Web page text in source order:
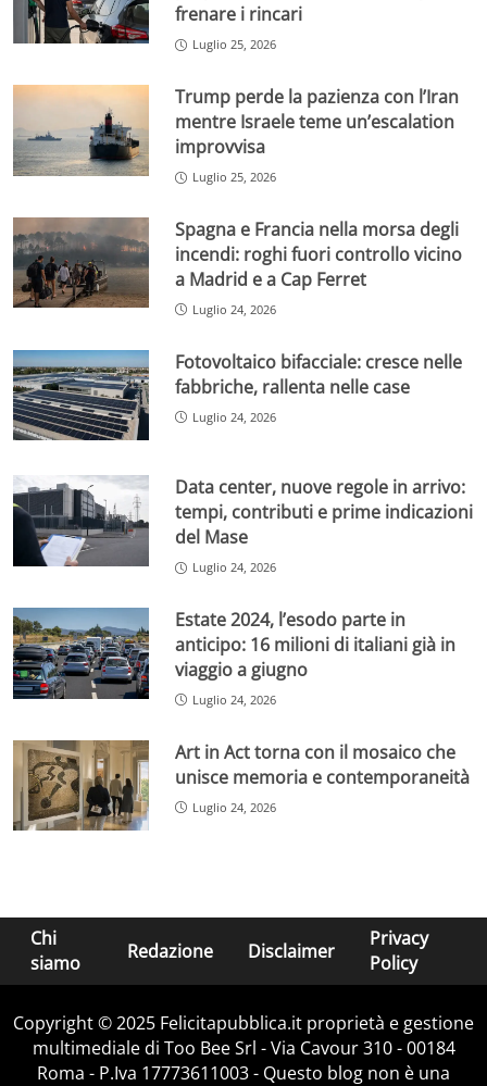
frenare i rincari
Luglio 25, 2026
Trump perde la pazienza con l’Iran
mentre Israele teme un’escalation
improvvisa
Luglio 25, 2026
Spagna e Francia nella morsa degli
incendi: roghi fuori controllo vicino
a Madrid e a Cap Ferret
Luglio 24, 2026
Fotovoltaico bifacciale: cresce nelle
fabbriche, rallenta nelle case
Luglio 24, 2026
Data center, nuove regole in arrivo:
tempi, contributi e prime indicazioni
del Mase
Luglio 24, 2026
Estate 2024, l’esodo parte in
anticipo: 16 milioni di italiani già in
viaggio a giugno
Luglio 24, 2026
Art in Act torna con il mosaico che
unisce memoria e contemporaneità
Luglio 24, 2026
Chi
siamo
Redazione Disclaimer
Privacy
Policy
Copyright © 2025 Felicitapubblica.it proprietà e gestione
multimediale di Too Bee Srl - Via Cavour 310 - 00184
Roma - P.Iva 17773611003 - Questo blog non è una